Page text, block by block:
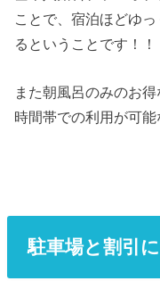
ことで、宿泊ほどゆ
るということです！！
また朝風呂のみのお
時間帯での利用が可能
駐車場と割引